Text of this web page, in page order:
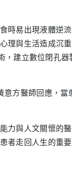
時易出現液體逆
理與生活造成沉
，建立數位閉孔
方醫師回應，
力與人文關懷的
者走回人生的重